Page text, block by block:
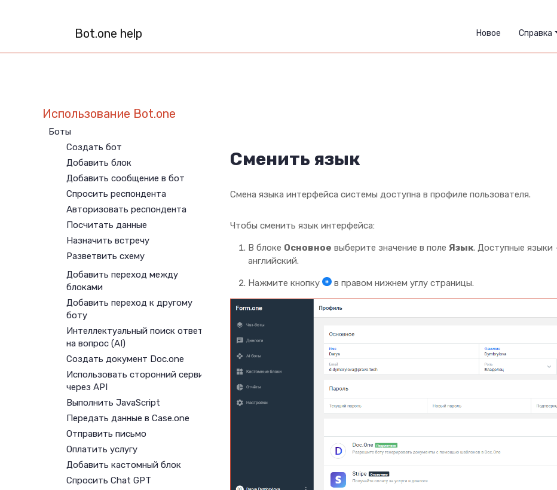
Bot.one help Новое Справка
Использование Bot.one
Боты
Создать бот
Добавить блок
Добавить сообщение в бот
Спросить респондента
Авторизовать респондента
Посчитать данные
Назначить встречу
Разветвить схему
Добавить переход между
блоками
Добавить переход к другому
боту
Интеллектуальный поиск ответа
на вопрос (AI)
Создать документ Doc.one
Использовать сторонний сервис
через API
Выполнить JavaScript
Передать данные в Case.one
Отправить письмо
Оплатить услугу
Добавить кастомный блок
Спросить Chat GPT
Сменить язык
Смена языка интерфейса системы доступна в профиле пользователя.
Чтобы сменить язык интерфейса:
В блоке Основное выберите значение в поле Язык. Доступные языки
английский.
Нажмите кнопку в правом нижнем углу страницы.